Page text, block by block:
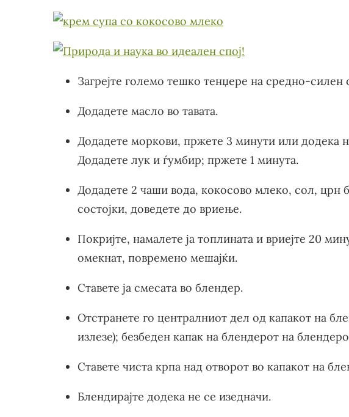
Загрејте големо тешко тенџере на средно-силен
Додадете масло во тавата.
Додадете моркови, пржете 3 минути или додека
Додадете лук и ѓумбир; пржете 1 минута.
Додадете 2 чаши вода, кокосово млеко, сол, црн
состојки, доведете до вриење.
Покријте, намалете ја топлината и вриејте 20
омекнат, повремено мешајќи.
Ставете ја смесата во блендер.
Отстранете го централниот дел од капакот на
излезе); безбеден капак на блендерот на
Ставете чиста крпа над отворот во капакот на
Блендирајте додека не се изедначи.